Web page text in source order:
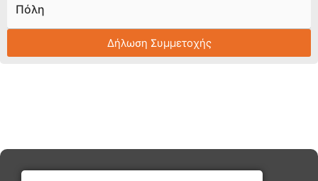
Πόλη
Δήλωση Συμμετοχής